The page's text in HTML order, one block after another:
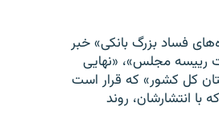
فساد بزرگ بانکی» خبر
ریيسه مجلس»، «نهايی
دادستان کل کشور» که قرار است
انتشارشان، روند